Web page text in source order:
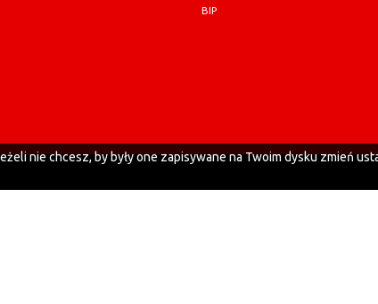
BIP
nie chcesz, by były one zapisywane na Twoim dysku zmień